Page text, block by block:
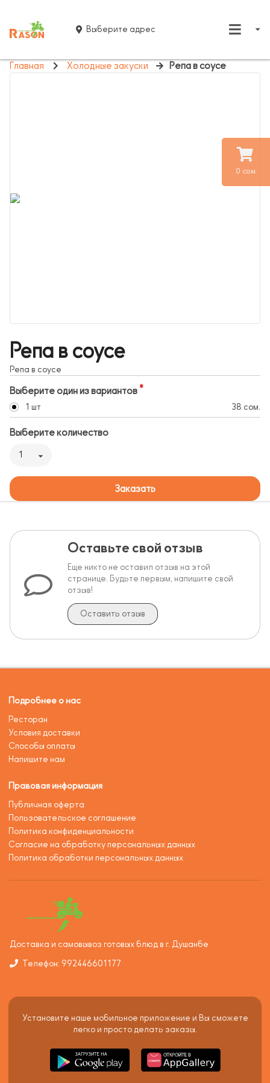
0 сом.
Выберите адрес
Главная Холодные закуски Репа в соусе
Репа в соусе
Репа в соусе
Выберите один из вариантов
1 шт 38 сом.
Выберите количество
1
Заказать
Оставьте свой отзыв
Еще никто не оставил отзыв на этой
странице. Будьте первым, напишите свой
отзыв!
Оставить отзыв
Подробнее о нас
Ресторан
Условия доставки
Способы оплаты
Напишите нам
Правовая информация
Публичная оферта
Пользовательское соглашение
Политика конфиденциальности
Согласие на обработку персональных данных
Политика обработки персональных данных
Доставка и самовывоз готовых блюд в г. Душанбе
Телефон: 992446601177
Установите наше мобильное приложение и Вы сможете
легко и просто делать заказы.